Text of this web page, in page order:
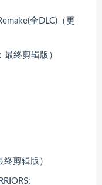
全DLC)（更
剪辑版）